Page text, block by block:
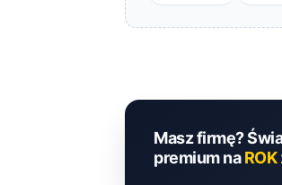
Masz firmę?
premium na